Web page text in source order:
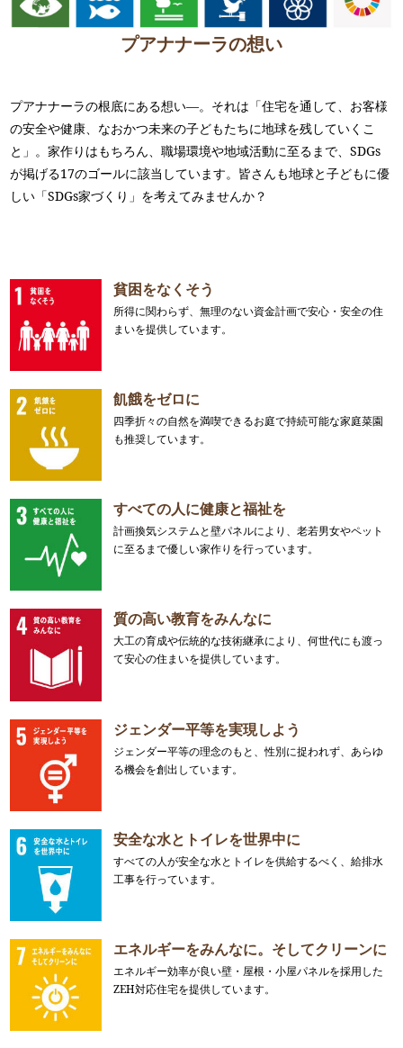
プアナナーラの想い
プアナナーラの根底にある想い―。それは「住宅を通して、お客様
の安全や健康、なおかつ未来の子どもたちに地球を残していくこ
と」。家作りはもちろん、職場環境や地域活動に至るまで、SDGs
が掲げる17のゴールに該当しています。皆さんも地球と子どもに優
しい「SDGs家づくり」を考えてみませんか？
貧困をなくそう
所得に関わらず、無理のない資金計画で安心・安全の住
まいを提供しています。
飢餓をゼロに
四季折々の自然を満喫できるお庭で持続可能な家庭菜園
も推奨しています。
すべての人に健康と福祉を
計画換気システムと壁パネルにより、老若男女やペット
に至るまで優しい家作りを行っています。
質の高い教育をみんなに
大工の育成や伝統的な技術継承により、何世代にも渡っ
て安心の住まいを提供しています。
ジェンダー平等を実現しよう
ジェンダー平等の理念のもと、性別に捉われず、あらゆ
る機会を創出しています。
安全な水とトイレを世界中に
すべての人が安全な水とトイレを供給するべく、給排水
工事を行っています。
エネルギーをみんなに。そしてクリーンに
エネルギー効率が良い壁・屋根・小屋パネルを採用した
ZEH対応住宅を提供しています。